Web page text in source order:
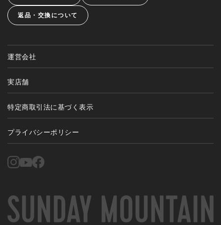
返品・交換について
運営会社
実店舗
特定商取引法に基づく表示
プライバシーポリシー